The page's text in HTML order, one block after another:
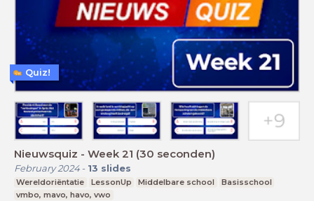
Nieuwsquiz - Week 21 (30 seconden)
February 2024- 13 slides
Wereldoriëntatie LessonUp Middelbare school
Basisschool
vmbo, mavo, havo, vwo
Quiz!